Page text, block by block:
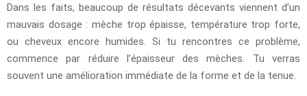
Dans les faits, beaucoup de résultats décevants viennent d’un
mauvais dosage : mèche trop épaisse, température trop forte,
ou cheveux encore humides. Si tu rencontres ce problème,
commence par réduire l’épaisseur des mèches. Tu verras
souvent une amélioration immédiate de la forme et de la tenue.